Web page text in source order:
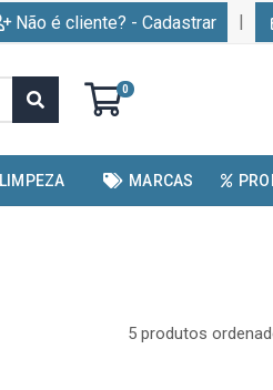
Não é cliente? - Cadastrar |
0
LIMPEZA MARCAS
5 produtos